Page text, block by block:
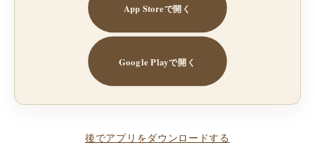
App Storeで開く
Google Playで開く
後でアプリをダウンロードする